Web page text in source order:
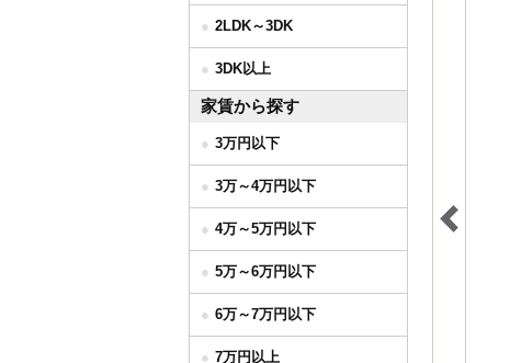
2LDK～3DK
3DK以上
家賃から探す
3万円以下
3万～4万円以下
4万～5万円以下
5万～6万円以下
6万～7万円以下
7万円以上